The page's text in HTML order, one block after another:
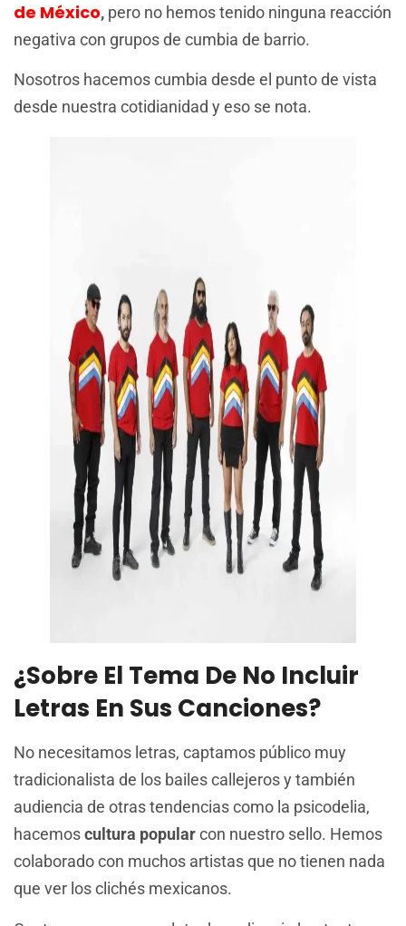
de México, pero no hemos tenido ninguna reacción
negativa con grupos de cumbia de barrio.
Nosotros hacemos cumbia desde el punto de vista
desde nuestra cotidianidad y eso se nota.
¿Sobre El Tema De No Incluir
Letras En Sus Canciones?
No necesitamos letras, captamos público muy
tradicionalista de los bailes callejeros y también
audiencia de otras tendencias como la psicodelia,
hacemoscultura popularcon nuestro sello. Hemos
colaborado con muchos artistas que no tienen nada
que ver los clichés mexicanos.